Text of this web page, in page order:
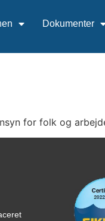
Dokumenter
for folk og